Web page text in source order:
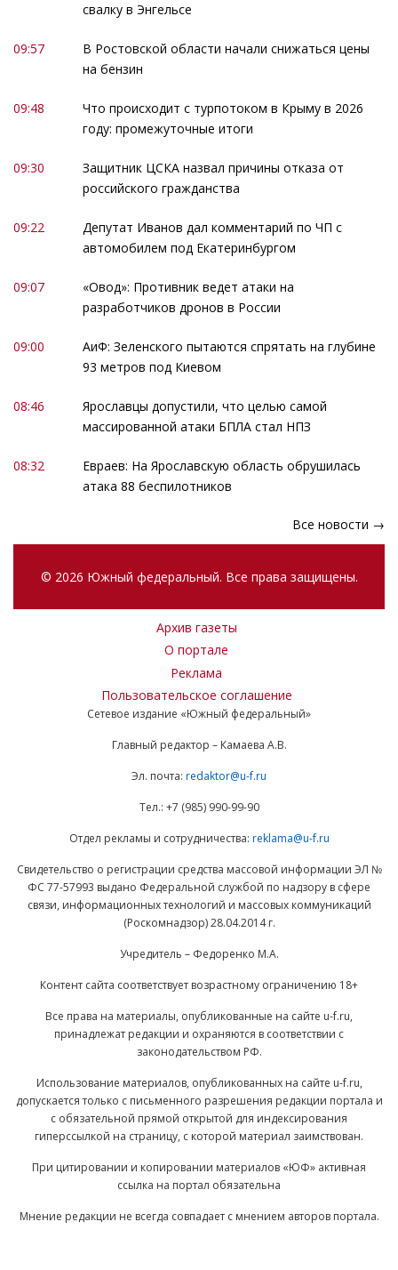
свалку в Энгельсе
09:57
В Ростовской области начали снижаться цены
на бензин
09:48
Что происходит с турпотоком в Крыму в 2026
году: промежуточные итоги
09:30
Защитник ЦСКА назвал причины отказа от
российского гражданства
09:22
Депутат Иванов дал комментарий по ЧП с
автомобилем под Екатеринбургом
09:07
«Овод»: Противник ведет атаки на
разработчиков дронов в России
09:00
АиФ: Зеленского пытаются спрятать на глубине
93 метров под Киевом
08:46
Ярославцы допустили, что целью самой
массированной атаки БПЛА стал НПЗ
08:32
Евраев: На Ярославскую область обрушилась
атака 88 беспилотников
Все новости →
© 2026 Южный федеральный. Все права защищены.
Архив газеты
О портале
Реклама
Пользовательское соглашение
Сетевое издание «Южный федеральный»
Главный редактор – Камаева А.В.
Эл. почта: redaktor@u-f.ru
Тел.: +7 (985) 990-99-90
Отдел рекламы и сотрудничества: reklama@u-f.ru
Свидетельство о регистрации средства массовой информации ЭЛ №
ФС 77-57993 выдано Федеральной службой по надзору в сфере
связи, информационных технологий и массовых коммуникаций
(Роскомнадзор) 28.04.2014 г.
Учредитель – Федоренко М.А.
Контент сайта соответствует возрастному ограничению 18+
Все права на материалы, опубликованные на сайте u-f.ru,
принадлежат редакции и охраняются в соответствии с
законодательством РФ.
Использование материалов, опубликованных на сайте u-f.ru,
допускается только с письменного разрешения редакции портала и
с обязательной прямой открытой для индексирования
гиперссылкой на страницу, с которой материал заимствован.
При цитировании и копировании материалов «ЮФ» активная
ссылка на портал обязательна
Мнение редакции не всегда совпадает с мнением авторов портала.